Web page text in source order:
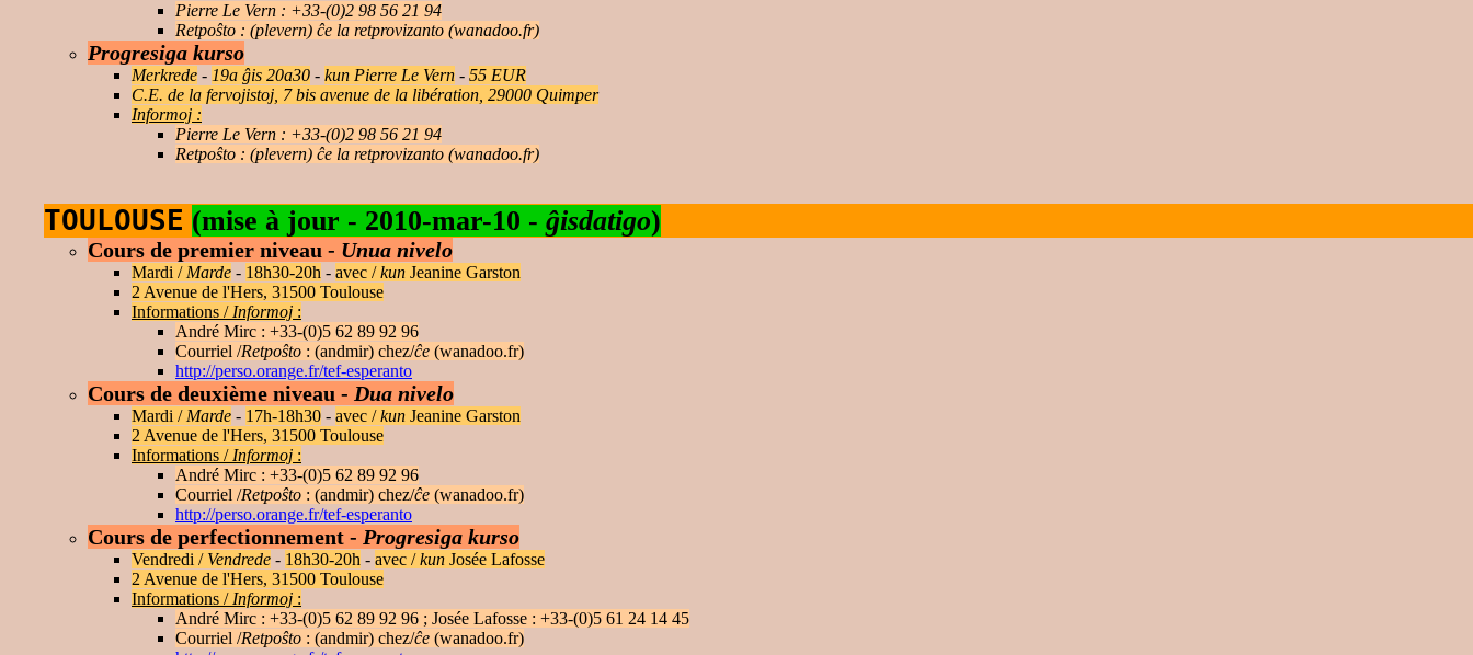
Pierre Le Vern : +33-(0)2 98 56 21 94
Retpoŝto : (plevern) ĉe la retprovizanto (wanadoo.fr)
Progresiga kurso
Merkrede - 19a ĝis 20a30 - kun Pierre Le Vern - 55 EUR
C.E. de la fervojistoj, 7 bis avenue de la libération, 29000 Quimper
Informoj :
Pierre Le Vern : +33-(0)2 98 56 21 94
Retpoŝto : (plevern) ĉe la retprovizanto (wanadoo.fr)
TOULOUSE (mise à jour - 2010-mar-10 - ĝisdatigo)
Cours de premier niveau - Unua nivelo
Mardi / Marde - 18h30-20h - avec /kun Jeanine Garston
2 Avenue de l'Hers, 31500 Toulouse
Informations / Informoj :
André Mirc : +33-(0)5 62 89 92 96
Courriel /Retpoŝto : (andmir) chez/ĉe (wanadoo.fr)
http://perso.orange.fr/tef-esperanto
Cours de deuxième niveau - Dua nivelo
Mardi / Marde - 17h-18h30 - avec /kun Jeanine Garston
2 Avenue de l'Hers, 31500 Toulouse
Informations / Informoj :
André Mirc : +33-(0)5 62 89 92 96
Courriel /Retpoŝto : (andmir) chez/ĉe (wanadoo.fr)
http://perso.orange.fr/tef-esperanto
Cours de perfectionnement - Progresiga kurso
Vendredi / Vendrede - 18h30-20h - avec /kun Josée Lafosse
2 Avenue de l'Hers, 31500 Toulouse
Informations / Informoj :
André Mirc : +33-(0)5 62 89 92 96 ; Josée Lafosse : +33-(0)5 61 24 14 45
Courriel /Retpoŝto : (andmir) chez/ĉe (wanadoo.fr)